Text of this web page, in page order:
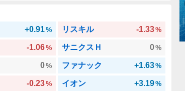
+0.91% リスキル -1.33%
-1.06% サニクスＨ 0%
0% ファナック +1.63%
-0.23% イオン +3.19%